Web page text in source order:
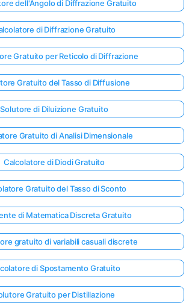
dell'Angolo di Diffrazione Gratuito
di Diffrazione Gratuito
Gratuito per Reticolo di Diffrazione
Gratuito del Tasso di Diffusione
Solutore di Diluizione Gratuito
Gratuito di Analisi Dimensionale
Calcolatore di Diodi Gratuito
Gratuito del Tasso di Sconto
di Matematica Discreta Gratuito
gratuito di variabili casuali discrete
di Spostamento Gratuito
Gratuito per Distillazione